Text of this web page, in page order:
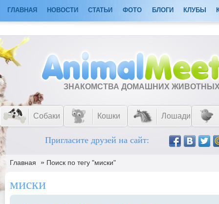
ГЛАВНАЯ НОВОСТИ СТАТЬИ ФОТО БЛОГИ КЛУБЫ
ЗНАКОМСТВА ДОМАШНИХ
Собаки Кошки Лошади
Пригласите друзей на сайт:
Главная » Поиск по тегу "миски"
миски